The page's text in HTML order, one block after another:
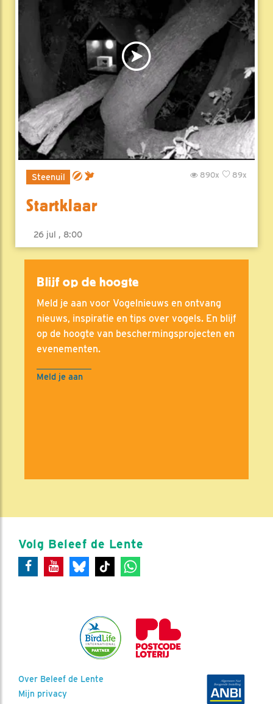
Steenuil 89x
890x
Startklaar
26 jul , 8:00
Blijf op de hoogte
Meld je aan voor Vogelnieuws en ontvang
nieuws, inspiratie en tips over vogels. En blijf
op de hoogte van beschermingsprojecten en
evenementen.
Meld je aan
Volg Beleef de Lente
Over Beleef de Lente
Mijn privacy